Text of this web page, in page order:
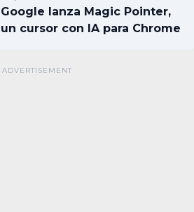
Google lanza Magic Pointer,
un cursor con IA para Chrome